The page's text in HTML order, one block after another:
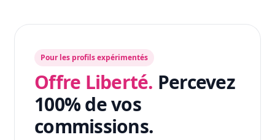
Pour les profils expérimentés
Offre Liberté. Percevez
100% de vos
commissions.